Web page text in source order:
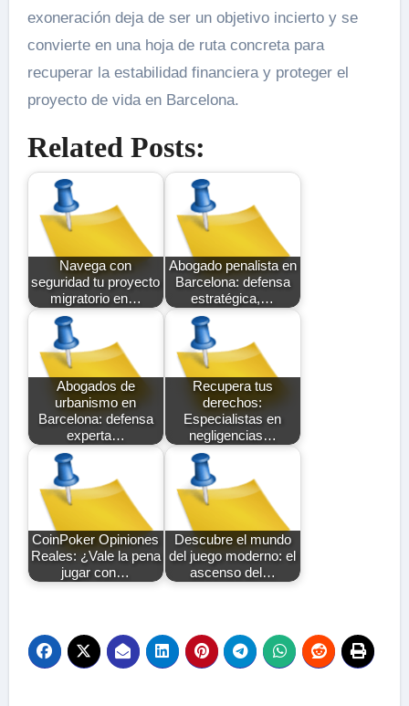
exoneración deja de ser un objetivo incierto y se
convierte en una hoja de ruta concreta para
recuperar la estabilidad financiera y proteger el
proyecto de vida en Barcelona.
Related Posts:
Navega con
seguridad tu proyecto
migratorio en…
Abogado penalista en
Barcelona: defensa
estratégica,…
Abogados de
urbanismo en
Barcelona: defensa
experta…
Recupera tus
derechos:
Especialistas en
negligencias…
CoinPoker Opiniones
Reales: ¿Vale la pena
jugar con…
Descubre el mundo
del juego moderno: el
ascenso del…